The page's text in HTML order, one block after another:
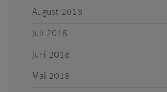
August 2018
Juli 2018
Juni 2018
Mai 2018